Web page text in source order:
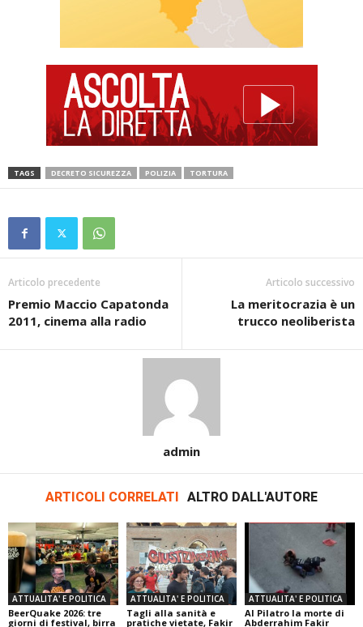
TAGS DECRETO SICUREZZA POLIZIA TORTURA
Articolo precedente
Premio Maccio Capatonda
2011, cinema alla radio
Articolo successivo
La meritocrazia è un
trucco neoliberista
admin
ARTICOLI CORRELATI ALTRO DALL'AUTORE
ATTUALITA' E POLITICA
BeerQuake 2026: tre
giorni di festival, birra
ATTUALITA' E POLITICA
Tagli alla sanità e
pratiche vietate, Fakir
ATTUALITA' E POLITICA
Al Pilatro la morte di
Abderrahim Fakir